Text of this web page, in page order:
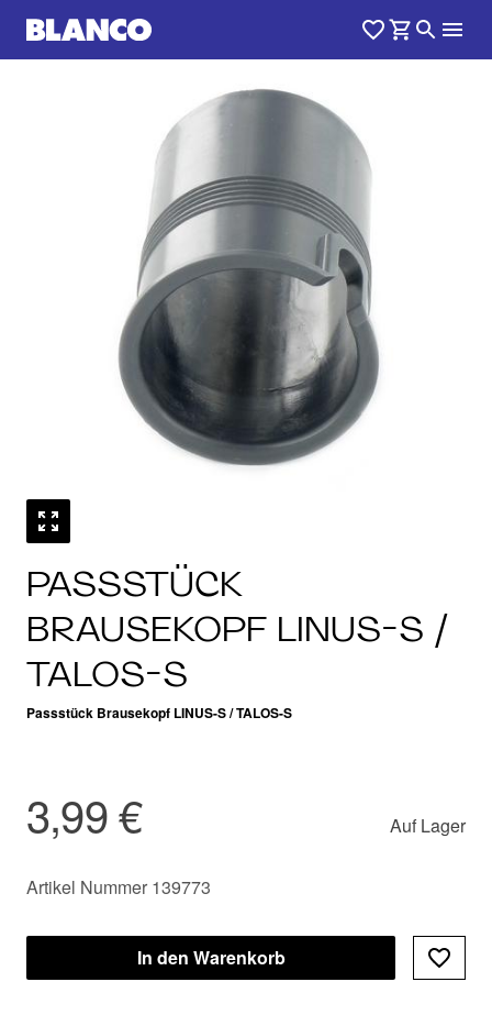
PASSSTÜCK
BRAUSEKOPF LINUS-S /
TALOS-S
Passstück Brausekopf LINUS-S / TALOS-S
3,99 € Auf Lager
Artikel Nummer 139773
In den Warenkorb